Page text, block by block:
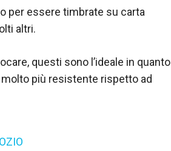
per essere timbrate su carta
altri.
questi sono l’ideale in quanto
più resistente rispetto ad